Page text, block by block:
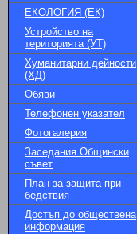
ЕКОЛОГИЯ (ЕК)
Устройство на
територията (УТ)
Хуманитарни дейности
(ХД)
Обяви
Телефонен указател
Фотогалерия
Заседания Общински
съвет
План за защита при
бедствия
Достъп до обществена
информация